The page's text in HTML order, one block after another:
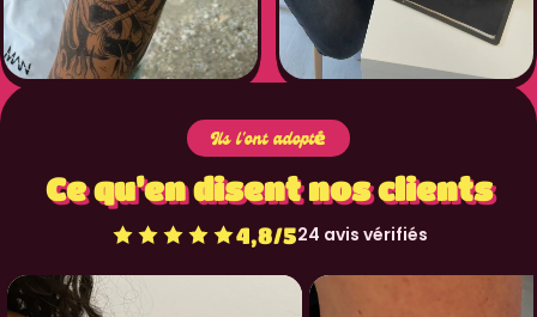
Ils l'ont adopté
Ce qu’en disent nos clients
4,8/524 avis vérifiés